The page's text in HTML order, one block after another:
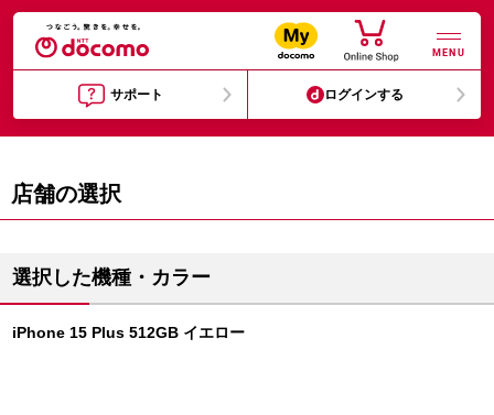
MENU
サポート ログインする
店舗の選択
選択した機種・カラー
iPhone 15 Plus 512GB イエロー